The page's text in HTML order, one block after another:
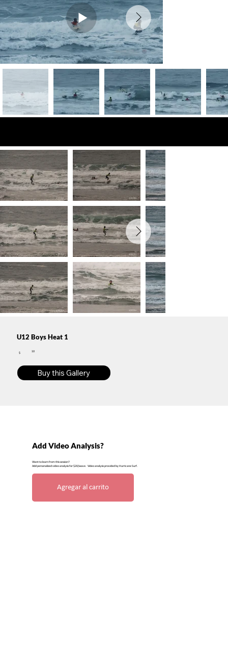
U12 Boys Heat 1
$
10
Buy this Gallery
Add Video Analysis?
Want to learn from this session?
Add personalized video analysis for $20/wave. Video analysis provided by Hurricane Surf.
Agregar al carrito